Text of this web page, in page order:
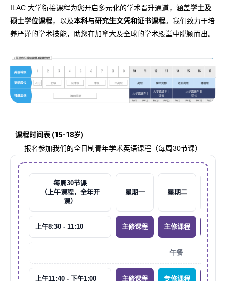
ILAC 大学衔接课程为您开启多元化的学术晋升通道，涵盖学士及
硕士学位课程，以及本科与研究生文凭和证书课程。我们致力于培
养严谨的学术技能，助您在加拿大及全球的学术殿堂中脱颖而出。
课程时间表 (15-18岁)
报名参加我们的全日制青年学术英语课程（每周30节课）
每周30节课
（上午课程，全年开
课）
星期一 星期二
上午8:30 - 11:10 主修课程 主修课程 主修
午餐
上午11:40 - 下午1:00 主修课程 专修课程 主修